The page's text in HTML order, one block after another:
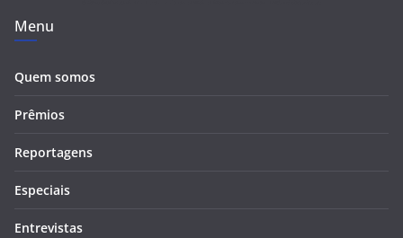
Menu
Quem somos
Prêmios
Reportagens
Especiais
Entrevistas